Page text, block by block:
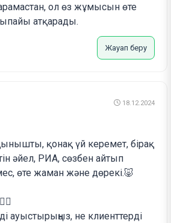
ол өз жұмысын өте
атқарады.
Жауап беру
18.12.2024
қонақ үй керемет, бірақ
әйел, РИА, сөзбен айтып
өте жаман және дөрекі.🐷
ауыстырыңыз, не клиенттерді